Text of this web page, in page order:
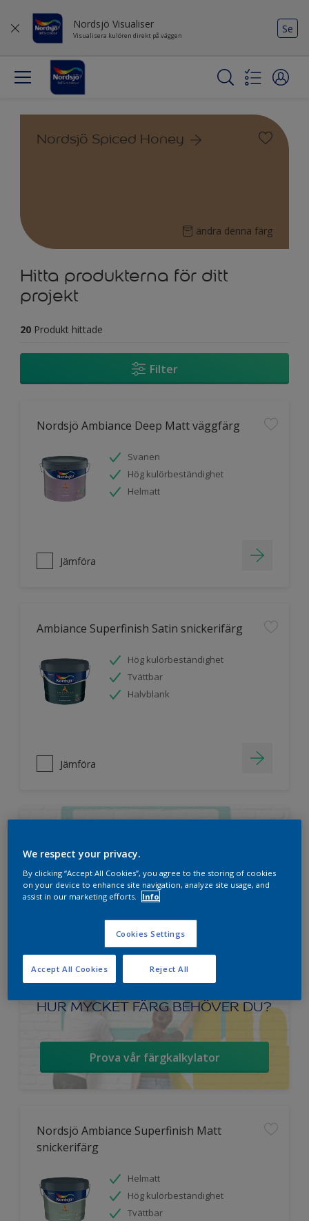
Nordsjö Visualiser
Visualisera kulören direkt på väggen
Se
Nordsjö Spiced Honey
ändra denna färg
Hitta produkterna för ditt
projekt
20 Produkt hittade
Filter
Nordsjö Ambiance Deep Matt väggfärg
Svanen
Hög kulörbeständighet
Helmatt
Jämföra
Ambiance Superfinish Satin snickerifärg
Hög kulörbeständighet
Tvättbar
Halvblank
Jämföra
HUR MYCKET FÄRG BEHÖVER DU?
Prova vår färgkalkylator
Nordsjö Ambiance Superfinish Matt
snickerifärg
Helmatt
Hög kulörbeständighet
Tvättbar
We respect your privacy.
By clicking “Accept All Cookies”, you agree to the storing of cookies
on your device to enhance site navigation, analyze site usage, and
assist in our marketing efforts.
Info
Cookies Settings
Reject All
Accept All Cookies